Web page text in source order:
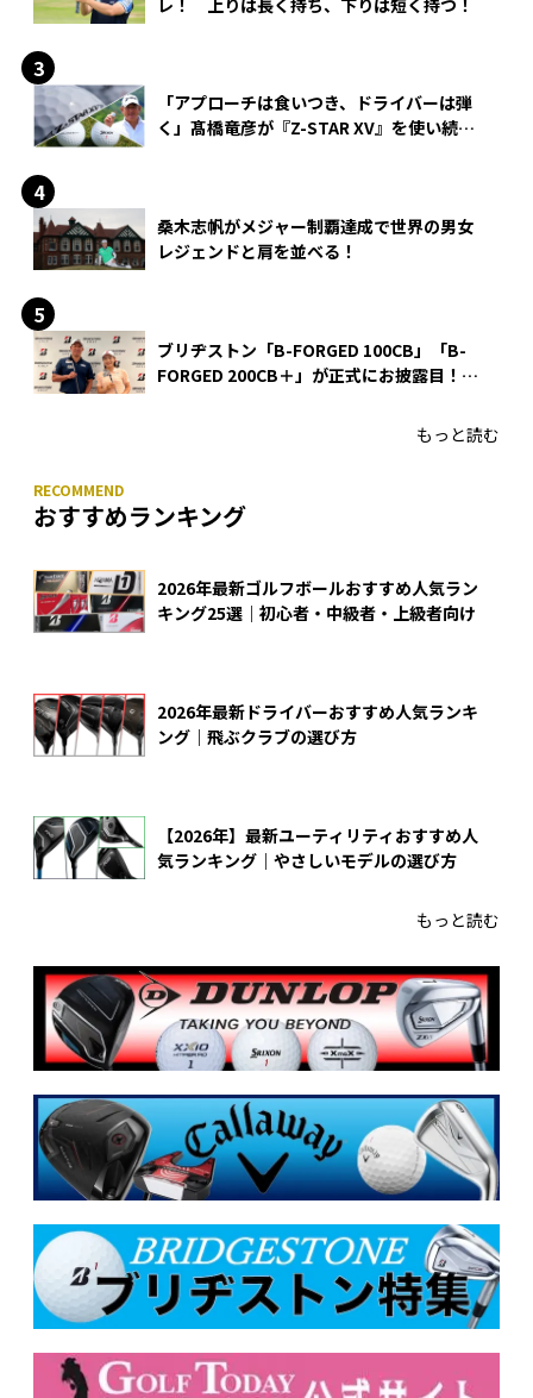
「アプローチは食いつき、ドライバーは弾
く」髙橋竜彦が『Z-STAR XV』を使い続け
桑木志帆がメジャー制覇達成で世界の男女
レジェンドと肩を並べる！
ブリヂストン「B-FORGED 100CB」「B-
FORGED 200CB＋」が正式にお披露目！
もっと読む
おすすめランキング
2026年最新ゴルフボールおすすめ人気ラン
キング25選｜初心者・中級者・上級者向け
2026年最新ドライバーおすすめ人気ランキ
ング｜飛ぶクラブの選び方
【2026年】最新ユーティリティおすすめ人
気ランキング｜やさしいモデルの選び方
もっと読む